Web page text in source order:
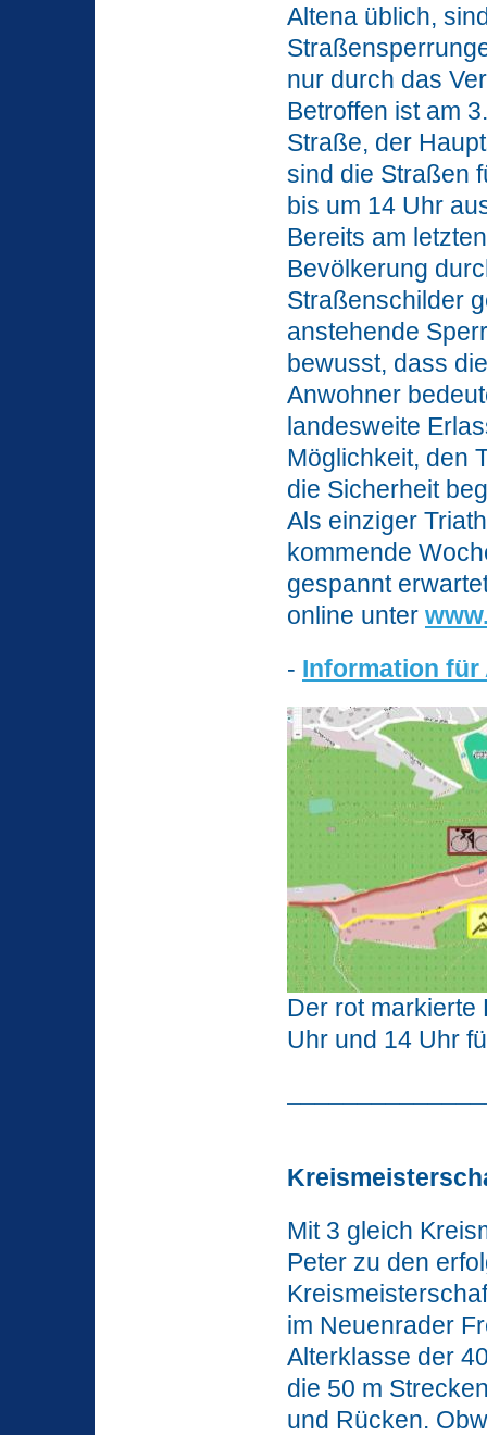
Altena üblich,
nur durch das
Betroffen ist am
Straße, der
sind die Straßen
bis um 14 Uhr
Bereits am
Bevölkerung
Straßenschilder
anstehende
bewusst, dass
Anwohner
landesweite
Möglichkeit, den
die Sicherheit
Als einziger
kommende
gespannt
online unter
- Information für
Der rot markierte
Uhr und 14 Uhr
Mit 3 gleich
Peter zu den
im Neuenrader
Alterklasse der
die 50 m
und Rücken.